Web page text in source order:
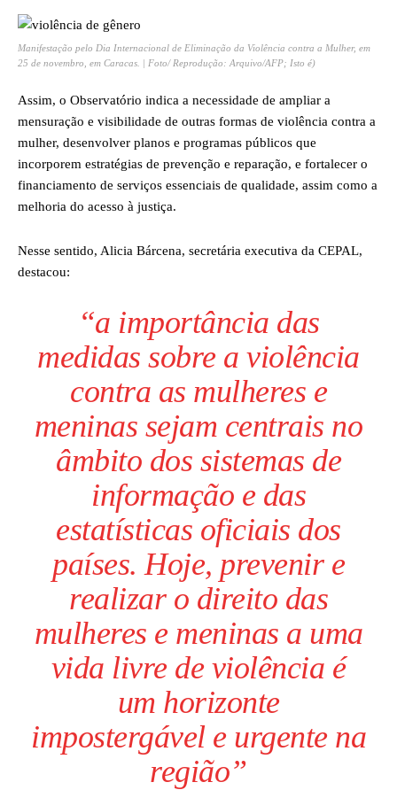
Manifestação pelo Dia Internacional de Eliminação da Violência contra a Mulher, em
25 de novembro, em Caracas. | Foto/ Reprodução: Arquivo/AFP; Isto é)
Assim, o Observatório indica a necessidade de ampliar a
mensuração e visibilidade de outras formas de violência contra a
mulher, desenvolver planos e programas públicos que
incorporem estratégias de prevenção e reparação, e fortalecer o
financiamento de serviços essenciais de qualidade, assim como a
melhoria do acesso à justiça.
Nesse sentido, Alicia Bárcena, secretária executiva da CEPAL,
destacou:
“a importância das
medidas sobre a violência
contra as mulheres e
meninas sejam centrais no
âmbito dos sistemas de
informação e das
estatísticas oficiais dos
países. Hoje, prevenir e
realizar o direito das
mulheres e meninas a uma
vida livre de violência é
um horizonte
impostergável e urgente na
região”